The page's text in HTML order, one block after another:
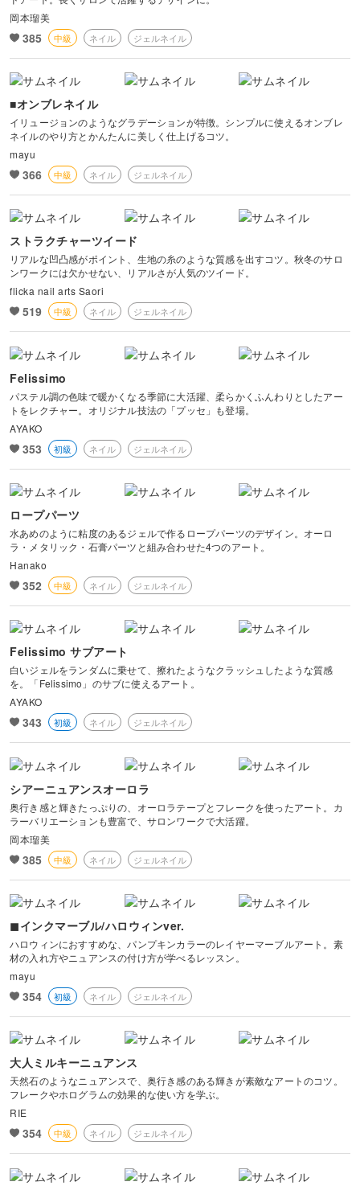
岡本瑠美
385 中級 ネイル ジェルネイル
■オンブレネイル
イリュージョンのようなグラデーションが特徴。シンプルに使えるオンブレ
ネイルのやり方とかんたんに美しく仕上げるコツ。
mayu
366 中級 ネイル ジェルネイル
ストラクチャーツイード
リアルな凹凸感がポイント、生地の糸のような質感を出すコツ。秋冬のサロ
ンワークには欠かせない、リアルさが人気のツイード。
flicka nail arts Saori
519 中級 ネイル ジェルネイル
Felissimo
パステル調の色味で暖かくなる季節に大活躍、柔らかくふんわりとしたアー
トをレクチャー。オリジナル技法の「プッセ」も登場。
AYAKO
353 初級 ネイル ジェルネイル
ロープパーツ
水あめのように粘度のあるジェルで作るロープパーツのデザイン。オーロ
ラ・メタリック・石膏パーツと組み合わせた4つのアート。
Hanako
352 中級 ネイル ジェルネイル
Felissimo サブアート
白いジェルをランダムに乗せて、擦れたようなクラッシュしたような質感
を。「Felissimo」のサブに使えるアート。
AYAKO
343 初級 ネイル ジェルネイル
シアーニュアンスオーロラ
奥行き感と輝きたっぷりの、オーロラテープとフレークを使ったアート。カ
ラーバリエーションも豊富で、サロンワークで大活躍。
岡本瑠美
385 中級 ネイル ジェルネイル
◼︎インクマーブル/ハロウィンver.
ハロウィンにおすすめな、パンプキンカラーのレイヤーマーブルアート。素
材の入れ方やニュアンスの付け方が学べるレッスン。
mayu
354 初級 ネイル ジェルネイル
大人ミルキーニュアンス
天然石のようなニュアンスで、奥行き感のある輝きが素敵なアートのコツ。
フレークやホログラムの効果的な使い方を学ぶ。
RIE
354 中級 ネイル ジェルネイル